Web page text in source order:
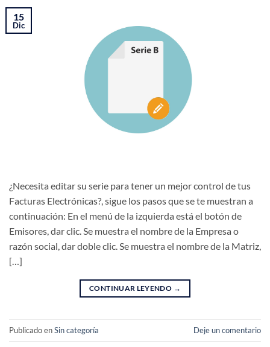
15
Dic
¿Necesita editar su serie para tener un mejor control de tus
Facturas Electrónicas?, sigue los pasos que se te muestran a
continuación: En el menú de la izquierda está el botón de
Emisores, dar clic. Se muestra el nombre de la Empresa o
razón social, dar doble clic. Se muestra el nombre de la Matriz,
[…]
CONTINUAR LEYENDO →
Publicado enSin categoría Deje un comentario